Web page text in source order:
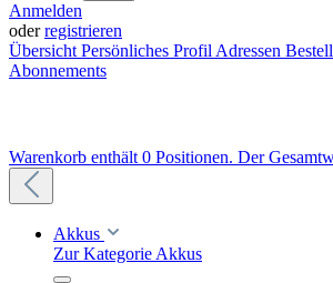
Anmelden
oderregistrieren
Übersicht Persönliches Profil Adressen
Abonnements
Warenkorb enthält 0 Positionen. Der
Akkus
Zur Kategorie Akkus